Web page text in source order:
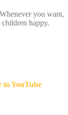
you want,
happy.
to YouTube